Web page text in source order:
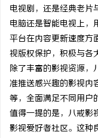
电视剧，还是经典老片
电脑还是智能电视上，
平台在内容更新速度方
视版权保护，积极与各
除了丰富的影视资源，
准推送感兴趣的影视内
等，全面满足不同用户
值得一提的是，八戒影
影视爱好者社区。这种